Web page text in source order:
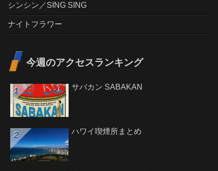
シンシン／SING SING
ナイトフラワー
今週のアクセスランキング
サバカン SABAKAN
ハワイ喫煙所まとめ